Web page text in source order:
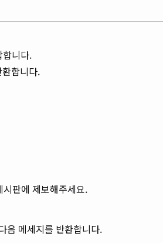
니다.
합니다.
시판에 제보해주세요.
음 메세지를 반환합니다.